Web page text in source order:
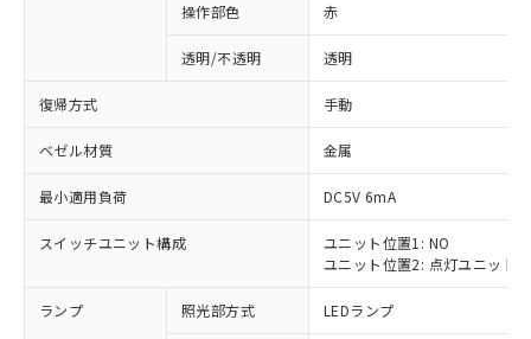
操作部色 赤
透明/不透明 透明
復帰方式 手動
ベゼル材質 金属
最小適用負荷 DC5V 6mA
スイッチユニット構成
ユニット位置1: NO
ユニット位置2: 点灯ユニット
ランプ 照光部方式 LEDランプ